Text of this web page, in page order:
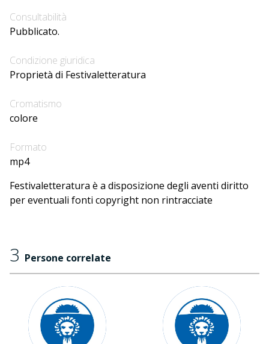
Consultabilità
Pubblicato.
Condizione giuridica
Proprietà di Festivaletteratura
Cromatismo
colore
Formato
mp4
Festivaletteratura è a disposizione degli aventi diritto
per eventuali fonti copyright non rintracciate
3 Persone correlate